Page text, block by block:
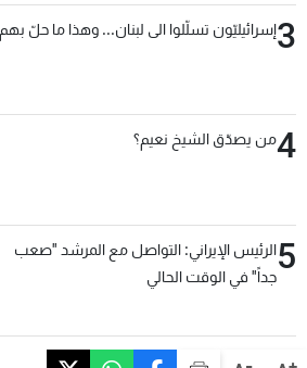
3إسرائيليّون تسلّلوا الى لبنان... وهذا ما حلّ بهم
4من يصدّق الشيخ نعيم؟
5الرئيس الإيراني: التواصل مع المرشد "صعب
جداً" في الوقت الحالي